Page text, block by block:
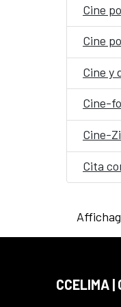
Cine
Cine
Cine y
Cine-
Cine-
Cita
CCELIMA |